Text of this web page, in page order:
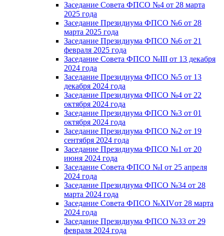
Заседание Совета ФПСО №4 от 28 марта
2025 года
Заседание Президиума ФПСО №6 от 28
марта 2025 года
Заседание Президиума ФПСО №6 от 21
февраля 2025 года
Заседание Совета ФПСО №III от 13 декабря
2024 года
Заседание Президиума ФПСО №5 от 13
декабря 2024 года
Заседание Президиума ФПСО №4 от 22
октября 2024 года
Заседание Президиума ФПСО №3 от 01
октября 2024 года
Заседание Президиума ФПСО №2 от 19
сентября 2024 года
Заседание Президиума ФПСО №1 от 20
июня 2024 года
Заседание Совета ФПСО №I от 25 апреля
2024 года
Заседание Президиума ФПСО №34 от 28
марта 2024 года
Заседание Совета ФПСО №XIVот 28 марта
2024 года
Заседание Президиума ФПСО №33 от 29
февраля 2024 года